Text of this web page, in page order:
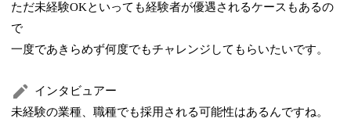
ただ未経験OKといっても経験者が優遇されるケースもあるの
で
一度であきらめず何度でもチャレンジしてもらいたいです。
インタビュアー
未経験の業種、職種でも採用される可能性はあるんですね。